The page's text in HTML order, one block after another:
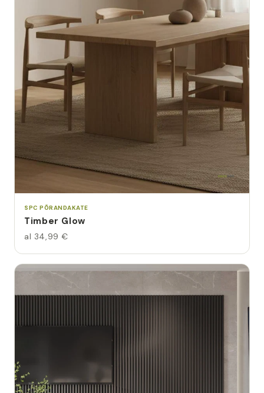
SPC PÕRANDAKATE
Timber Glow
al 34,99 €